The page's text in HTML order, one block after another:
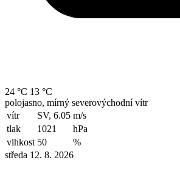
24 °C 13 °C
polojasno, mírný severovýchodní vítr
vítr
SV, 6.05 m/s
tlak
1021
hPa
vlhkost 50
%
středa 12. 8. 2026